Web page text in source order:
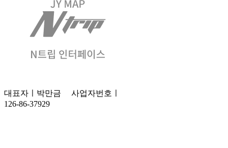
대표자ㅣ박만금
사업자번호ㅣ
126-86-37929